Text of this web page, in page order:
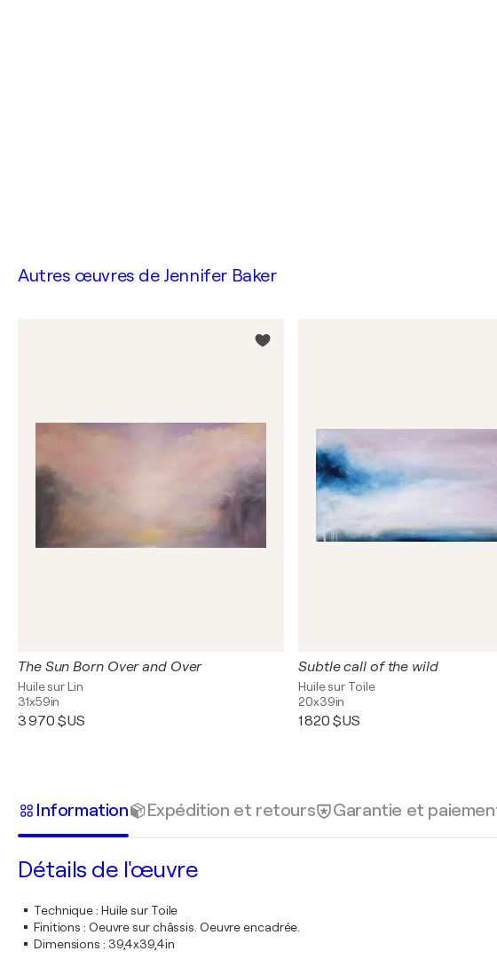
Autres œuvres de Jennifer Baker
The Sun Born Over and Over
Huile sur Lin
31x59in
3 970 $US
Subtle call of the wild
Huile sur Toile
20x39in
1 820 $US
Information Expédition et retours Garantie et
Détails de l'œuvre
Technique: Huile sur Toile
Finitions : Oeuvre sur châssis. Oeuvre encadrée.
Dimensions : 39,4x39,4in